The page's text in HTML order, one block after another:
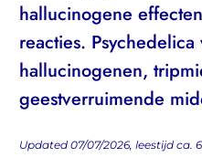
hallucinogene
reacties.
hallucinogenen,
geestverruimende
Updated 07/07/2026, leestijd ca. 6